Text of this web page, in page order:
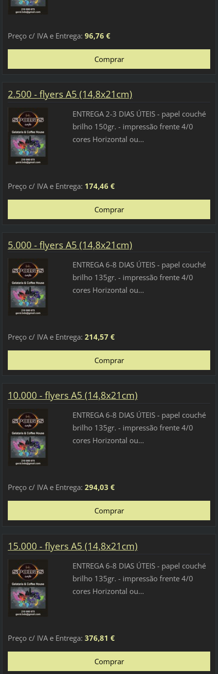
Preço c/ IVA e Entrega: 96,76 €
2.500 - flyers A5 (14,8x21cm)
ENTREGA 2-3 DIAS ÚTEIS - papel couché
brilho 150gr. - impressão frente 4/0
cores Horizontal ou...
Preço c/ IVA e Entrega: 174,46 €
5.000 - flyers A5 (14,8x21cm)
ENTREGA 6-8 DIAS ÚTEIS - papel couché
brilho 135gr. - impressão frente 4/0
cores Horizontal ou...
Preço c/ IVA e Entrega: 214,57 €
10.000 - flyers A5 (14,8x21cm)
ENTREGA 6-8 DIAS ÚTEIS - papel couché
brilho 135gr. - impressão frente 4/0
cores Horizontal ou...
Preço c/ IVA e Entrega: 294,03 €
15.000 - flyers A5 (14,8x21cm)
ENTREGA 6-8 DIAS ÚTEIS - papel couché
brilho 135gr. - impressão frente 4/0
cores Horizontal ou...
Preço c/ IVA e Entrega: 376,81 €